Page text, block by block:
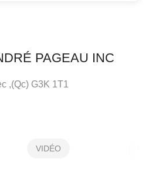
PAGEAU INC
VIDÉO